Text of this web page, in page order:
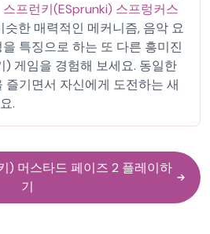
스프런키(ESprunki) 스프렁커스
슷한 매력적인 메커니즘, 음악 요
특징으로 하는 또 다른 흥미진
게임을 경험해 보세요. 동일한
즐기면서 자신에게 도전하는 새
.
) 머스타드 페이즈 2 플레이하
기